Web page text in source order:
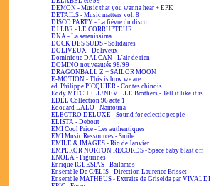
DEMON - Music that you wanna hear + EPK
DETAILS - Music matters vol. 8
DISCO PARTY - La fièvre du disco
DJ LBR - LE CORRUPTEUR
DNA - La serenissima
DOCK DES SUDS - Solidaires
DOLIVEUX - Doliveux
Dominique DALCAN - L'air de rien
DOMINO nouveautés 98/99
DRAGONBALL Z + SAILOR MOON
E-MOTION - This is how we are
éd. Philippe PICQUIER - Contes chinois
Eddy MITCHELL/NEVILLE Brothers - Tell it like it is
EDEL Collection 96 acte 1
Edouard LALO - Namouna
ELECTRO DELUXE - Sound for eclectic people
ELISTA - Debout
EMI Cool Price - Les authentiques
EMI Music Ressources - Smile
EMILE & IMAGES - Rio de Janvier
EMPEROR NORTON RECORDS - Space baby blast off
ENOLA - Figurines
Enrique IGLESIAS - Bailamos
Ensemble De CÆLIS - Direction Laurence Brisset
Ensemble MATHEUS - Extraits de Griselda par VIVALDI